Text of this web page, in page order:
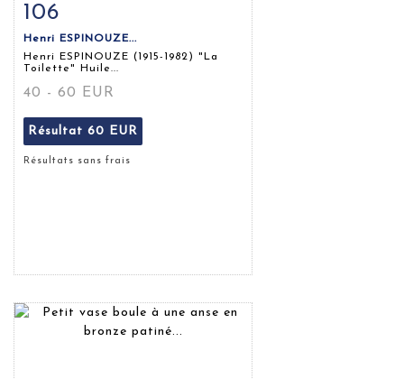
Fiche détaillée
106
Henri ESPINOUZE...
Henri ESPINOUZE (1915-1982) "La
Toilette" Huile...
40 - 60 EUR
Résultat 60 EUR
Résultats sans frais